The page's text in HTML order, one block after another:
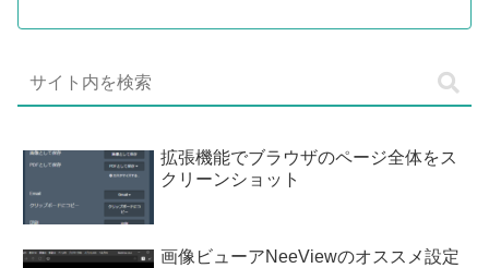
拡張機能でブラウザのページ全体をス
クリーンショット
画像ビューアNeeViewのオススメ設定